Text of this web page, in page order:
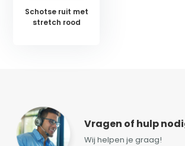
Schotse ruit met
stretch rood
Vragen of hulp
Wij helpen je graag!